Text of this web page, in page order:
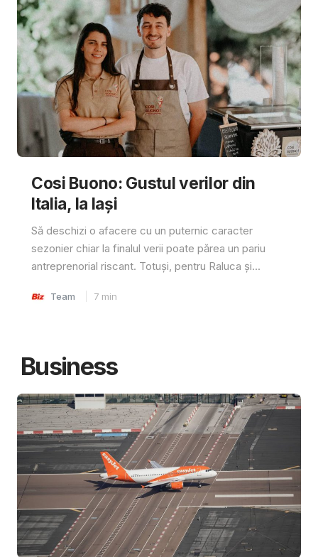
Cosi Buono: Gustul verilor din
Italia, la Iași
Să deschizi o afacere cu un puternic caracter
sezonier chiar la finalul verii poate părea un pariu
antreprenorial riscant. Totuși, pentru Raluca și...
Team 7 min
Business